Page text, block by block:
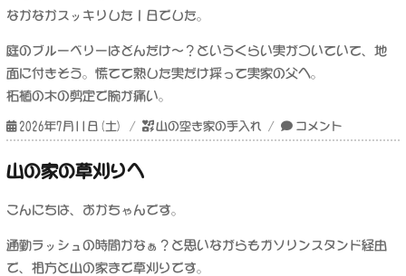
なかなかスッキリした１日でした。
庭のブルーベリーはどんだけ〜？というくらい実がついていて、地
面に付きそう。慌てて熟した実だけ採って実家の父へ。
柘植の木の剪定で腕が痛い。
投
稿
日:
2026年7月11日(土)
カ
テ
ー
山の空き家の手入れ
お
盆
り
コメント
山の家の草刈りへ
こんにちは、おかちゃんです。
通勤ラッシュの時間かなぁ？と思いながらもガソリンスタンド経由
で、相方と山の家まで草刈りです。